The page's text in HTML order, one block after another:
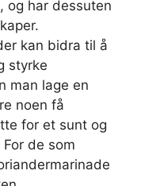
og har dessuten
kan bidra til å
styrke
man lage en
noen få
for et sunt og
de som